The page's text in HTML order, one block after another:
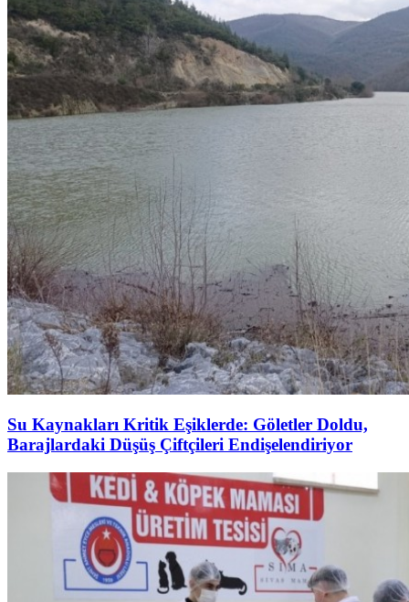
Su Kaynakları Kritik Eşiklerde: Göletler Doldu,
Barajlardaki Düşüş Çiftçileri Endişelendiriyor